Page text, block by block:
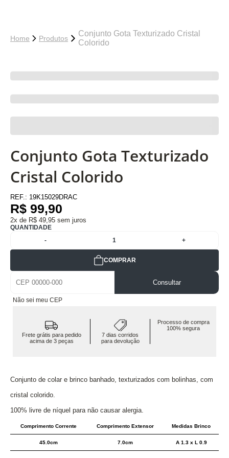
Home Produtos
Conjunto Gota Texturizado Cristal
Colorido
Conjunto Gota Texturizado
Cristal Colorido
REF.: 19K15029DRAC
R$ 99,90
2x de R$ 49,95 sem juros
QUANTIDADE
-
1 +
COMPRAR
Consultar
Não sei meu CEP
Frete grátis para pedido
acima de 3 peças
7 dias corridos
para devolução
Processo de compra
100% segura
Conjunto de colar e brinco banhado, texturizados com bolinhas, com
cristal colorido.
100% livre de níquel para não causar alergia.
Comprimento Corrente Comprimento Extensor Medidas Brinco
45.0cm 7.0cm A 1.3 x L 0.9